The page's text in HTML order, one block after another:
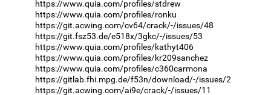
https://www.quia.com/profiles/stdrew
https://www.quia.com/profiles/ronku
https://git.acwing.com/cv64/crack/-/issues/48
https://git.fsz53.de/e518x/3gkc/-/issues/53
https://www.quia.com/profiles/kathyt406
https://www.quia.com/profiles/kr209sanchez
https://www.quia.com/profiles/c360carmona
https://gitlab.fhi.mpg.de/f53n/download/-/issues/2
https://git.acwing.com/ai9e/crack/-/issues/11